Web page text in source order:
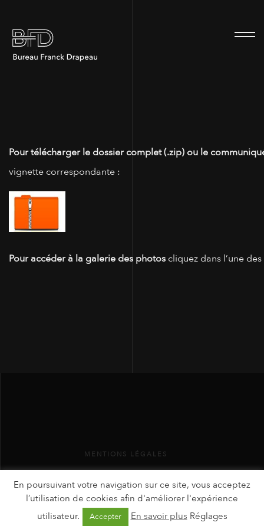
Pour télécharger le dossier complet (.zip) ou le
vignette correspondante :
Pour accéder à la galerie des photos cliquez dans l’une
MENTIONS LÉGALES
En poursuivant votre navigation sur ce site, vous acceptez
l’utilisation de cookies afin d'améliorer l'expérience
utilisateur.
Accepter En savoir plus Réglages